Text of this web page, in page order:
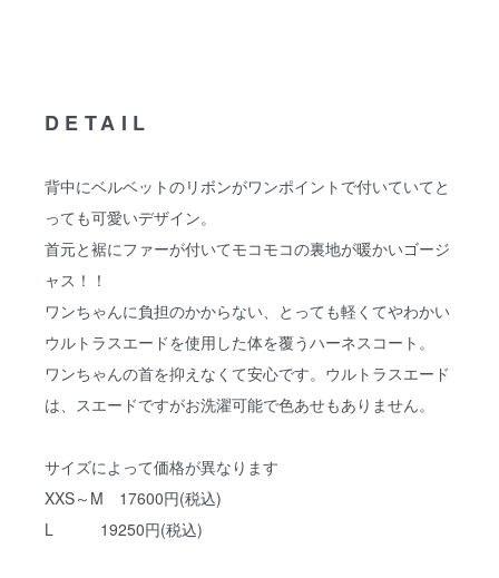
DETAIL
背中にベルベットのリボンがワンポイントで付いていてと
っても可愛いデザイン。
首元と裾にファーが付いてモコモコの裏地が暖かいゴージ
ャス！！
ワンちゃんに負担のかからない、とっても軽くてやわかい
ウルトラスエードを使用した体を覆うハーネスコート。
ワンちゃんの首を抑えなくて安心です。ウルトラスエード
は、スエードですがお洗濯可能で色あせもありません。
サイズによって価格が異なります
XXS～M 17600円(税込)
L 19250円(税込)